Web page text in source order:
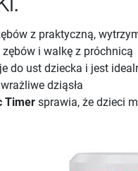
z praktyczną,
i walkę z próchnicą
do ust dziecka i jest
dziąsła
Timer sprawia, że dzieci